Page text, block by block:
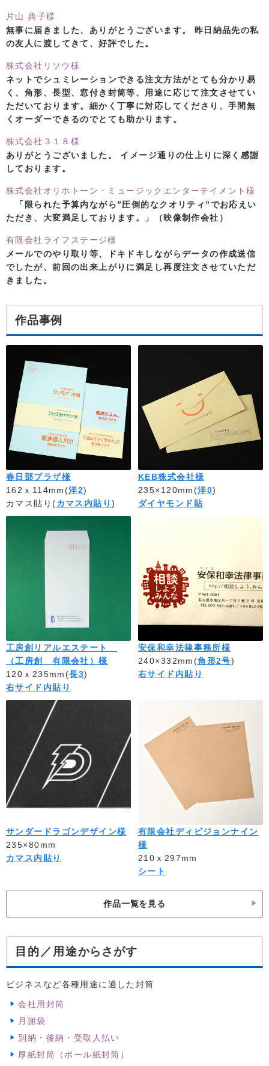
片山 典子様
無事に届きました、ありがとうございます。 昨日納品先の私
の友人に渡してきて、好評でした。
株式会社リソウ様
ネットでシュミレーションできる注文方法がとても分かり易
く、角形、長型、窓付き封筒等、用途に応じて注文させてい
ただいております。細かく丁寧に対応してくださり、手間無
くオーダーできるのでとても助かります。
株式会社３１８様
ありがとうございました。 イメージ通りの仕上りに深く感謝
しております。
株式会社オリホトーン・ミュージックエンターテイメント様
「限られた予算内ながら”圧倒的なクオリティ”でお応えい
ただき、大変満足しております。」（映像制作会社）
有限会社ライフステージ様
メールでのやり取り等、ドキドキしながらデータの作成送信
でしたが、前回の出来上がりに満足し再度注文させていただ
きました。
作品事例
春日部プラザ様
162ｘ114mm(洋2)
カマス貼り(カマス内貼り)
KEB株式会社様
235×120mm(洋0)
ダイヤモンド貼
工房創リアルエステート
（工房創 有限会社）様
120ｘ235mm(長3)
右サイド内貼り
安保和幸法律事務所様
240×332mm(角形2号)
右サイド内貼り
サンダードラゴンデザイン様
235×80mm
カマス内貼り
有限会社ディビジョンナイン
様
210ｘ297mm
シート
作品一覧を見る
目的／用途からさがす
ビジネスなど各種用途に適した封筒
会社用封筒
月謝袋
別納・後納・受取人払い
厚紙封筒（ボール紙封筒）